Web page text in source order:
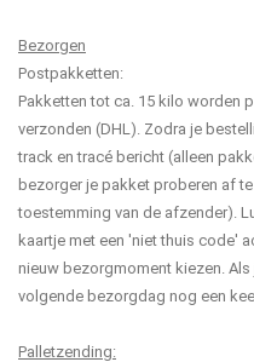
Bezorgen
Postpakketten:
Pakketten tot ca. 15 kilo worden
verzonden (DHL). Zodra je
track en tracé bericht (alleen
bezorger je pakket proberen af
toestemming van de afzender).
kaartje met een 'niet thuis code'
nieuw bezorgmoment kiezen.
volgende bezorgdag nog een
Palletzending: